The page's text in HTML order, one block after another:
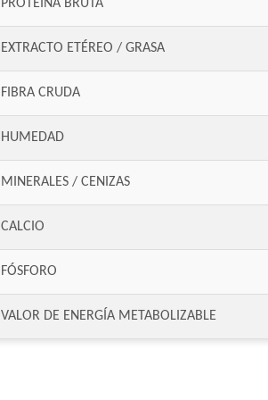
PROTEÍNA BRUTA
EXTRACTO ETÉREO / GRASA
FIBRA CRUDA
HUMEDAD
MINERALES / CENIZAS
CALCIO
FÓSFORO
VALOR DE ENERGÍA METABOLIZABLE